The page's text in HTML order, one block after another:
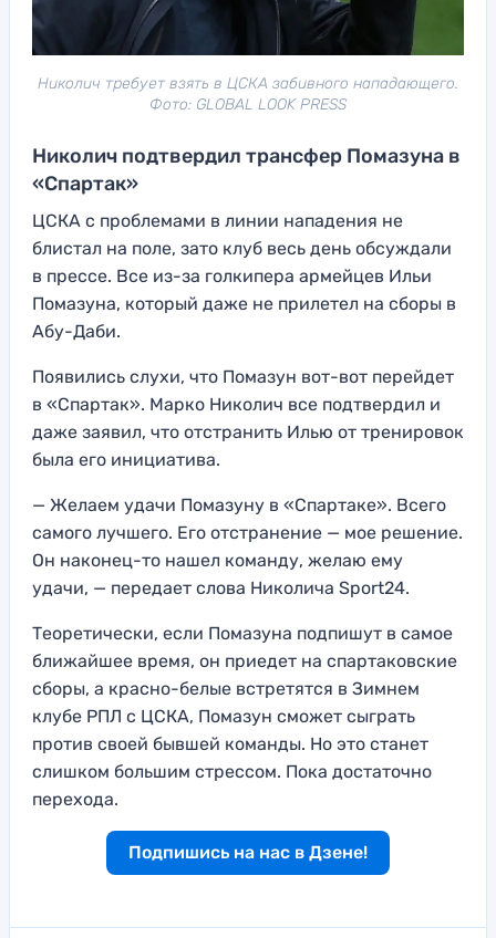
Николич требует взять в ЦСКА забивного нападающего.
Фото: GLOBAL LOOK PRESS
Николич подтвердил трансфер Помазуна в
«Спартак»
ЦСКА с проблемами в линии нападения не
блистал на поле, зато клуб весь день обсуждали
в прессе. Все из-за голкипера армейцев Ильи
Помазуна, который даже не прилетел на сборы в
Абу-Даби.
Появились слухи, что Помазун вот-вот перейдет
в «Спартак». Марко Николич все подтвердил и
даже заявил, что отстранить Илью от тренировок
была его инициатива.
— Желаем удачи Помазуну в «Спартаке». Всего
самого лучшего. Его отстранение — мое решение.
Он наконец-то нашел команду, желаю ему
удачи, — передает слова Николича Sport24.
Теоретически, если Помазуна подпишут в самое
ближайшее время, он приедет на спартаковские
сборы, а красно-белые встретятся в Зимнем
клубе РПЛ с ЦСКА, Помазун сможет сыграть
против своей бывшей команды. Но это станет
слишком большим стрессом. Пока достаточно
перехода.
Подпишись на нас в Дзене!